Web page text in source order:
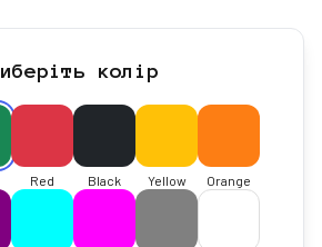
колір
Red Black Yellow Orange